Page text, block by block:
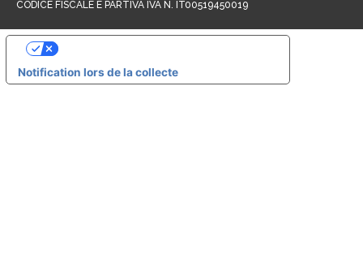
CODICE FISCALE E PARTIVA IVA N. IT00519450019
Notification lors de la collecte